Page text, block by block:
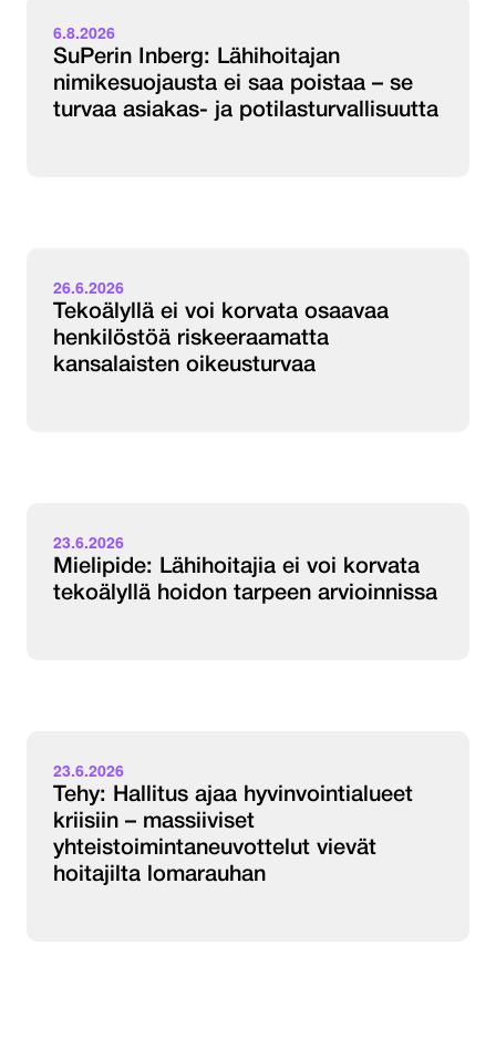
6.8.2026
SuPerin Inberg: Lähihoitajan
nimikesuojausta ei saa poistaa – se
turvaa asiakas- ja potilasturvallisuutta
26.6.2026
Tekoälyllä ei voi korvata osaavaa
henkilöstöä riskeeraamatta
kansalaisten oikeusturvaa
23.6.2026
Mielipide: Lähihoitajia ei voi korvata
tekoälyllä hoidon tarpeen arvioinnissa
23.6.2026
Tehy: Hallitus ajaa hyvinvointialueet
kriisiin – massiiviset
yhteistoimintaneuvottelut vievät
hoitajilta lomarauhan